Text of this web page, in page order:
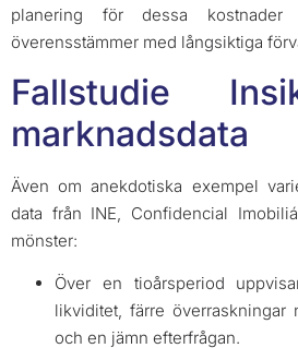
planering för dessa kostnader
överensstämmer med långsiktiga
Fallstudie
marknadsdata
Även om anekdotiska exempel
data från INE, Confidencial
mönster:
Över en tioårsperiod
likviditet, färre överraskningar
och en jämn efterfrågan.